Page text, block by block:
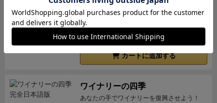
欲しいタイルを手に入れて、森や海、草原の
広がる自分の王国を広げよう！
¥ 3,300
2～4人 15～20分 49件
カートに追加する
ワイナリーの四季
あなたの手でワイナリーを復興させよう！